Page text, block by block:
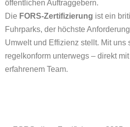
öffentlichen Auftraggebern.
Die FORS-Zertifizierung ist ein
Fuhrparks, der höchste
Umwelt und Effizienz stellt. Mit uns
regelkonform unterwegs – direkt
erfahrenem Team.